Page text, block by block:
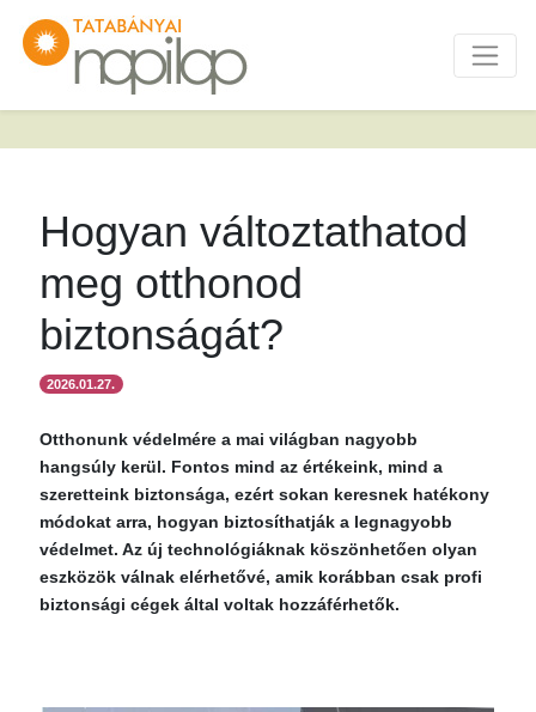
Hogyan változtathatod
meg otthonod
biztonságát?
2026.01.27.
Otthonunk védelmére a mai világban nagyobb
hangsúly kerül. Fontos mind az értékeink, mind a
szeretteink biztonsága, ezért sokan keresnek hatékony
módokat arra, hogyan biztosíthatják a legnagyobb
védelmet. Az új technológiáknak köszönhetően olyan
eszközök válnak elérhetővé, amik korábban csak profi
biztonsági cégek által voltak hozzáférhetők.